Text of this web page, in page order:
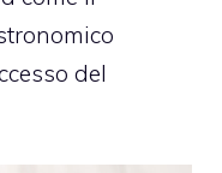
del